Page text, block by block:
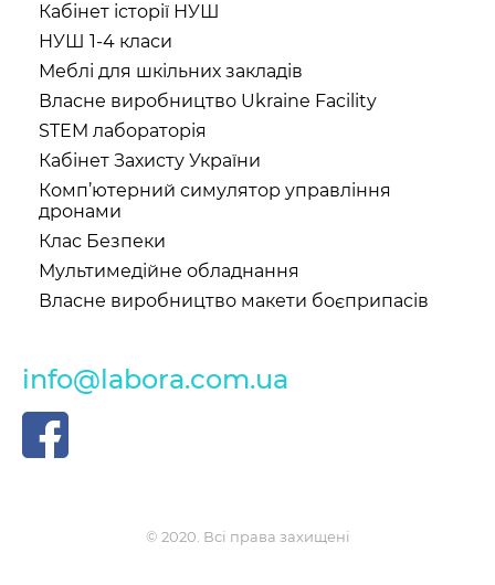
Кабінет історії НУШ
НУШ 1-4 класи
Меблі для шкільних закладів
Власне виробництво Ukraine Facility
STEM лабораторія
Кабінет Захисту України
Комп’ютерний симулятор управління
дронами
Клас Безпеки
Мультимедійне обладнання
Власне виробництво макети боєприпасів
info@labora.com.ua
© 2020. Всі права захищені